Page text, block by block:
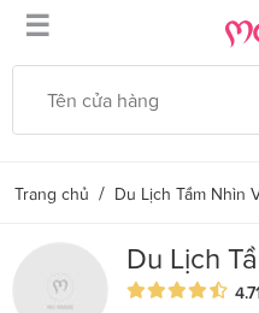
☰
Trang chủ / Du Lịch Tầm Nhìn
Du Lịch